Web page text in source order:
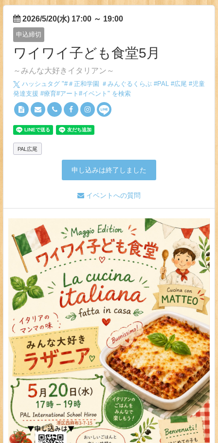
2026/5/20(水) 17:00 ～ 19:00
申込締切
ワイワイ子ども食堂5月
～みんな大好きイタリアン～
ハッシュタグ "#＃正和学園 ＃みんぐるくらぶ #PAL #広尾 #児童
発達支援 #療育#アート#イベント " を検索
PAL広尾
申し込みは終了しました
イベントへの質問